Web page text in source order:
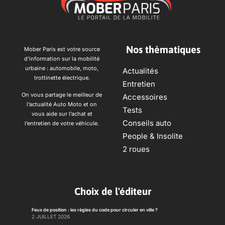
Mober Paris est votre source
d’information sur la mobilité
urbaine : automobile, moto,
trottinette électrique.
On vous partage le meilleur de
l’actualité Auto Moto et on
vous aide sur l’achat et
l’entretien de votre véhicule.
Nos thèmatiques
Actualités
Entretien
Accessoires
Tests
Conseils auto
People & Insolite
2 roues
Choix de l'éditeur
Feux de position : les règles du code pour circuler en ville ?
2 JUILLET 2026